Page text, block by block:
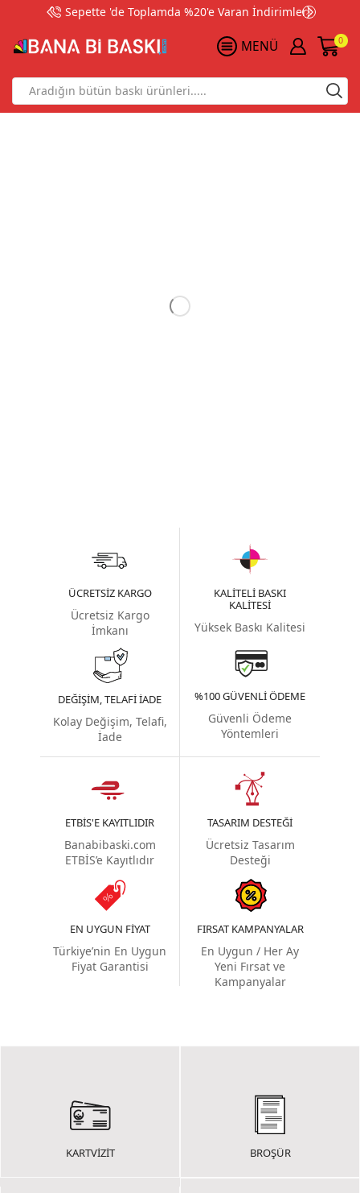
Sepette 'de Toplamda %20'e Varan İndirimler!
MENÜ 0
Search
input
ÜCRETSIZ KARGO
Ücretsiz Kargo
İmkanı
DEĞIŞIM, TELAFI İADE
Kolay Değişim, Telafi,
İade
KALITELI BASKI
KALITESI
Yüksek Baskı Kalitesi
%100 GÜVENLI ÖDEME
Güvenli Ödeme
Yöntemleri
ETBIS'E KAYITLIDIR
Banabibaski.com
ETBİS’e Kayıtlıdır
EN UYGUN FIYAT
Türkiye’nin En Uygun
Fiyat Garantisi
TASARIM DESTEĞI
Ücretsiz Tasarım
Desteği
FIRSAT KAMPANYALAR
En Uygun / Her Ay
Yeni Fırsat ve
Kampanyalar
KARTVİZİT BROŞÜR